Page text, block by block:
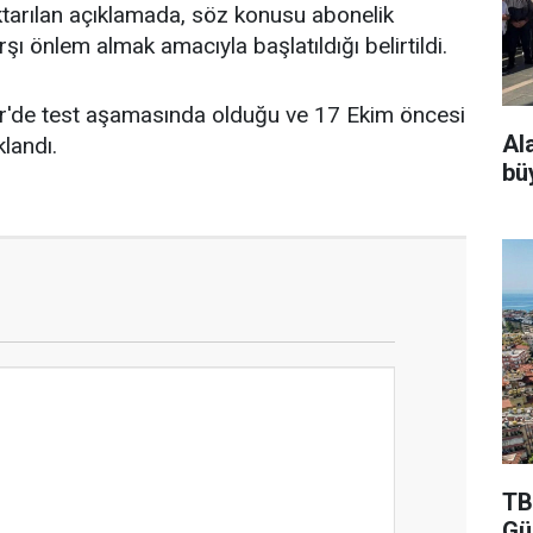
açıklamada, söz konusu abonelik
önlem almak amacıyla başlatıldığı belirtildi.
test aşamasında olduğu ve 17 Ekim öncesi